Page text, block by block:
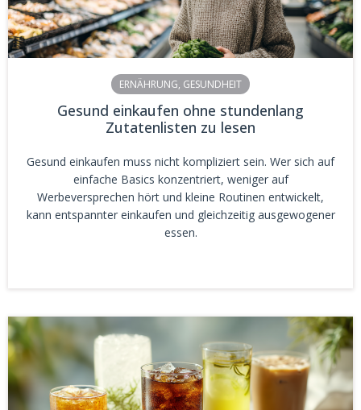
ERNÄHRUNG, GESUNDHEIT
Gesund einkaufen ohne stundenlang
Zutatenlisten zu lesen
Gesund einkaufen muss nicht kompliziert sein. Wer sich auf
einfache Basics konzentriert, weniger auf
Werbeversprechen hört und kleine Routinen entwickelt,
kann entspannter einkaufen und gleichzeitig ausgewogener
essen.